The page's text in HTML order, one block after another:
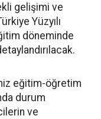
gelişimi ve
Yüzyılı
döneminde
eğitim-öğretim
durum
ve